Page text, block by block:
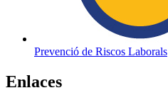
Prevenció de Riscos Laborals
Enlaces